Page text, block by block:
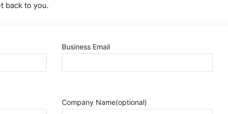
back to you.
Business Email
Company Name(optional)